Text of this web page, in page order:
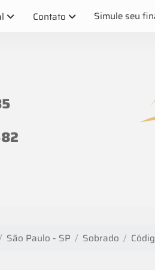
Contato Simule seu
São Paulo - SP Sobrado